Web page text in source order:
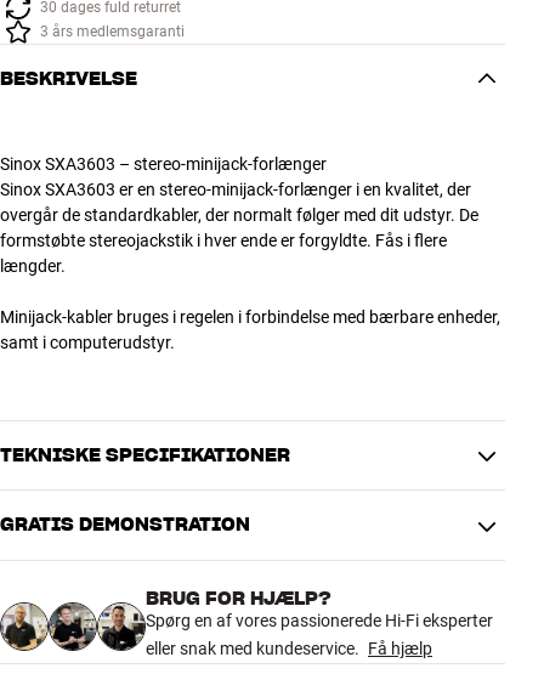
30 dages fuld returret
3 års medlemsgaranti
BESKRIVELSE
Sinox SXA3603 – stereo-minijack-forlænger
Sinox SXA3603 er en stereo-minijack-forlænger i en kvalitet, der
overgår de standardkabler, der normalt følger med dit udstyr. De
formstøbte stereojackstik i hver ende er forgyldte. Fås i flere
længder.
Minijack-kabler bruges i regelen i forbindelse med bærbare enheder,
samt i computerudstyr.
TEKNISKE SPECIFIKATIONER
DIMENSIONER OG DESIGN
Farve
Grå
GRATIS DEMONSTRATION
BRUG FOR HJÆLP?
Spørg en af vores passionerede Hi-Fi eksperter
eller snak med kundeservice. Få hjælp